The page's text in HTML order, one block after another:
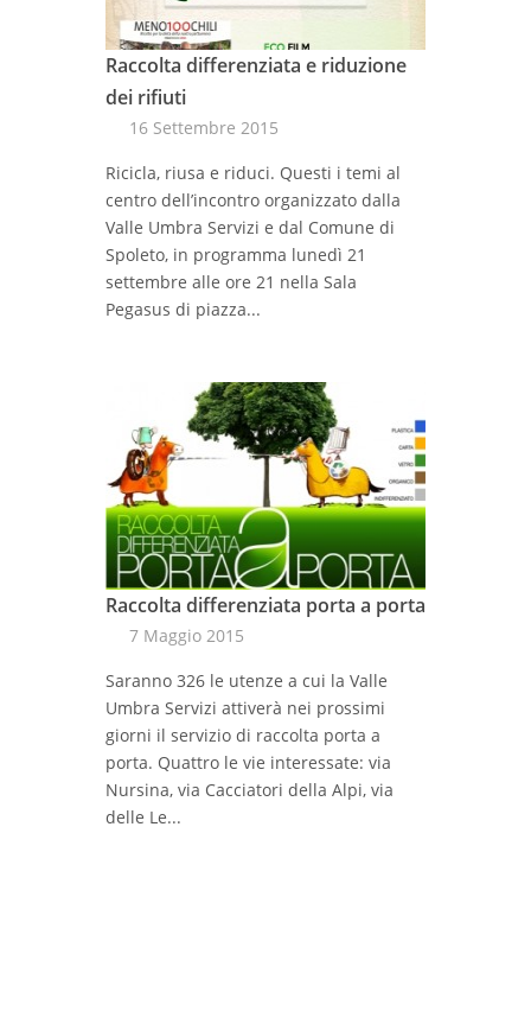
Raccolta differenziata e riduzione
dei rifiuti
16 Settembre 2015
Ricicla, riusa e riduci. Questi i temi al
centro dell’incontro organizzato dalla
Valle Umbra Servizi e dal Comune di
Spoleto, in programma lunedì 21
settembre alle ore 21 nella Sala
Pegasus di piazza...
Raccolta differenziata porta a porta
7 Maggio 2015
Saranno 326 le utenze a cui la Valle
Umbra Servizi attiverà nei prossimi
giorni il servizio di raccolta porta a
porta. Quattro le vie interessate: via
Nursina, via Cacciatori della Alpi, via
delle Le...